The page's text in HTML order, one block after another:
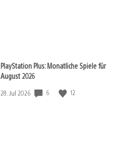
PlayStation Plus: Monatliche Spiele für
August 2026
Veröffentlichungsdatum:
28. Jul 2026 6 12